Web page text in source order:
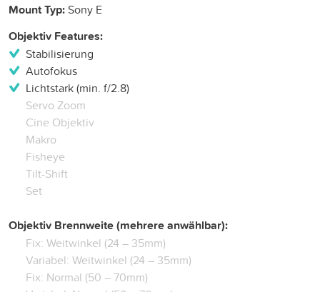
Mount Typ: Sony E
Objektiv Features:
Stabilisierung
Autofokus
Lichtstark (min. f/2.8)
Servo Zoom
Cine Objektiv
Makro
Fisheye
Tilt-Shift
Set
Objektiv Brennweite (mehrere anwählbar):
Fix: Weitwinkel (24 – 35mm)
Variabel: Weitwinkel (24 – 35mm)
Fix: Normal (50 – 70mm)